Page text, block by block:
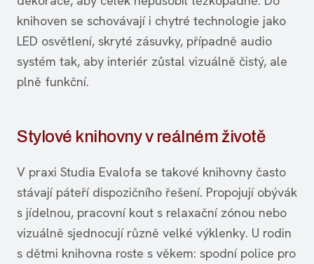
knihoven se schovávají i chytré technologie jako
LED osvětlení, skryté zásuvky, případně audio
systém tak, aby interiér zůstal vizuálně čistý, ale
plně funkční.
Stylové knihovny v reálném životě
V praxi Studia Evalofa se takové knihovny často
stávají páteří dispozičního řešení. Propojují obývák
s jídelnou, pracovní kout s relaxační zónou nebo
vizuálně sjednocují různě velké výklenky. U rodin
s dětmi knihovna roste s věkem: spodní police pro